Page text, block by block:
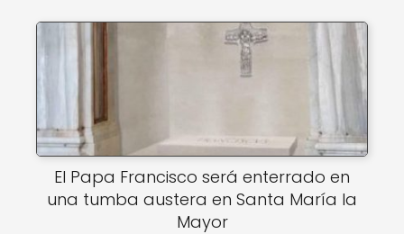
El Papa Francisco será enterrado en
una tumba austera en Santa María la
Mayor